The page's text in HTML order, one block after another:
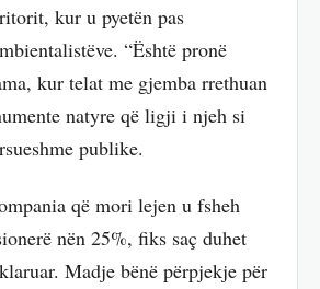
kur u pyetën pas
“Është pronë
kur telat me gjemba rrethuan
natyre që ligji i njeh si
publike.
që mori lejen u fsheh
nën 25%, fiks saç duhet
Madje bënë përpjekje për